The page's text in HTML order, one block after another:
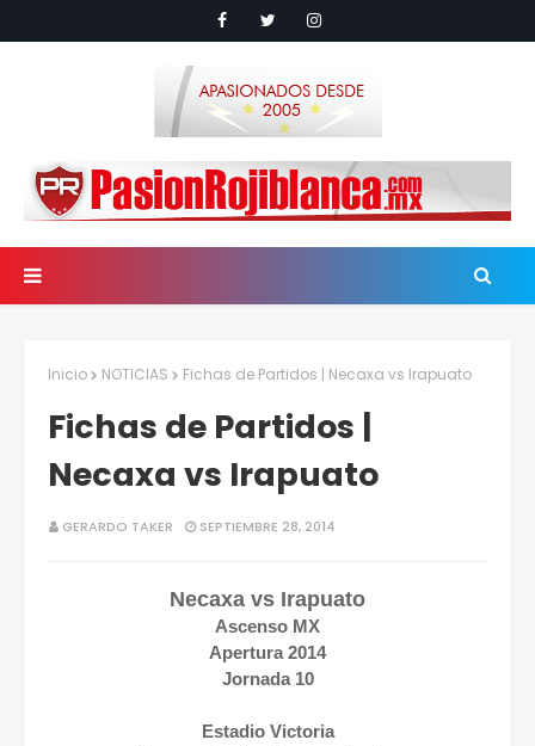
Inicio NOTICIAS Fichas de Partidos | Necaxa vs Irapuato
Fichas de Partidos |
Necaxa vs Irapuato
GERARDO TAKER SEPTIEMBRE 28, 2014
Necaxa vs Irapuato
Ascenso MX
Apertura 2014
Jornada 10
Estadio Victoria